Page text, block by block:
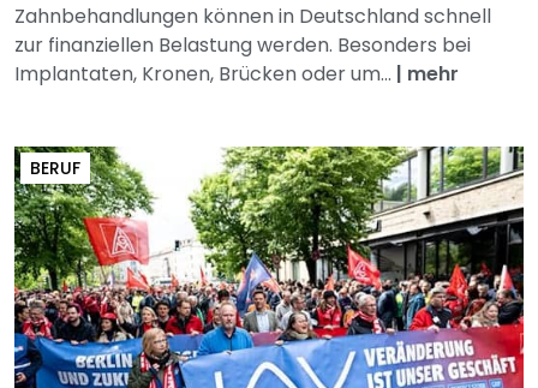
Zahnbehandlungen können in Deutschland schnell
zur finanziellen Belastung werden. Besonders bei
Implantaten, Kronen, Brücken oder um... | mehr
BERUF